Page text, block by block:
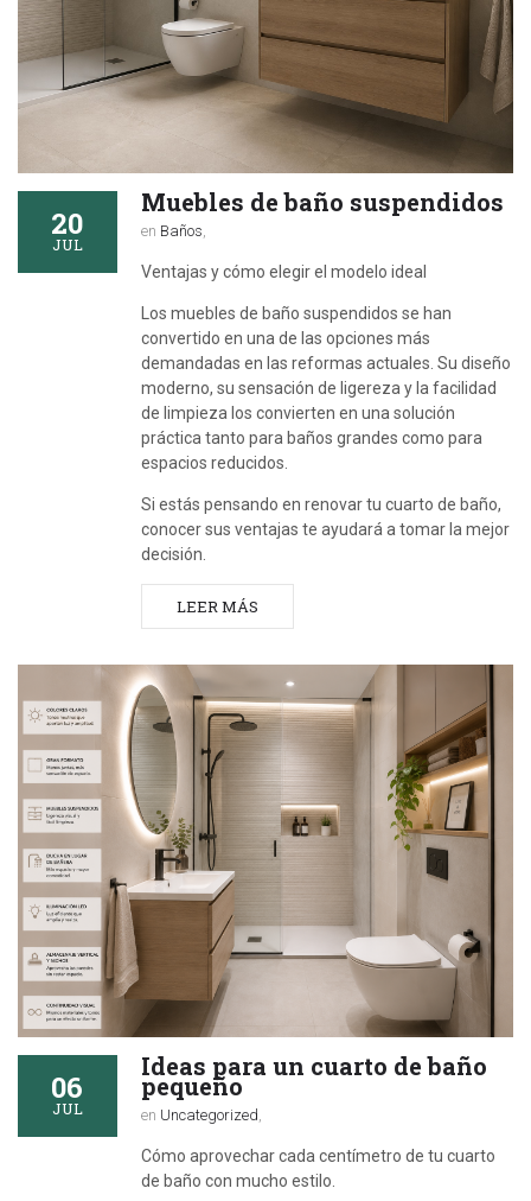
20
JUL
Muebles de baño suspendidos
en Baños,
Ventajas y cómo elegir el modelo ideal
Los muebles de baño suspendidos se han
convertido en una de las opciones más
demandadas en las reformas actuales. Su diseño
moderno, su sensación de ligereza y la facilidad
de limpieza los convierten en una solución
práctica tanto para baños grandes como para
espacios reducidos.
Si estás pensando en renovar tu cuarto de baño,
conocer sus ventajas te ayudará a tomar la mejor
decisión.
LEER MÁS
06
JUL
Ideas para un cuarto de baño
pequeño
en Uncategorized
Cómo aprovechar cada centímetro de tu cuarto
de baño con mucho estilo.